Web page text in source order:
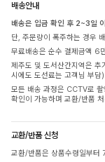
배송안내
배송은 입금 확인 후 2~3일
단, 주문량이 폭주하는 경우
무료배송은 순수 결제금액 6
제주도 및 도서산간지역은
시에도 도선료는 고객님 부담)
모든 배송 과정은 CCTV로
확인이 가능하며 교환/반품
교환/반품 신청
교환/반품은 상품수령일부터